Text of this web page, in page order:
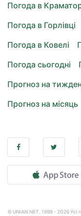
Погода в
Погода в Горлівці
Погода в Ковелі
Погода сьогодні
Прогноз на
Прогноз на місяць
© UNIAN.NET, 1998 - 2026 Усі